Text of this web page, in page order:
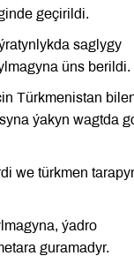
geçirildi.
saglygy
üns berildi.
Türkmenistan
ýakyn wagtda
we türkmen
ýadro
guramadyr.